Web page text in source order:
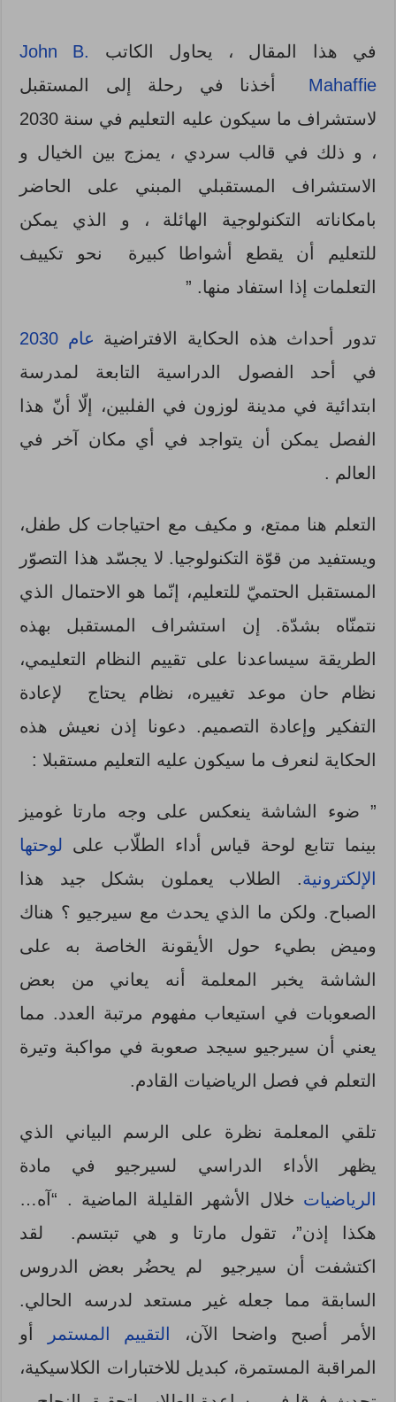
في هذا المقال ، يحاول الكاتب
John B.
Mahaffie أخذنا في رحلة إلى المستقبل
لاستشراف ما سيكون عليه التعليم في سنة 2030
، و ذلك في قالب سردي ، يمزج بين الخيال و
الاستشراف المستقبلي المبني على الحاضر
بامكاناته التكنولوجية الهائلة ، و الذي يمكن
للتعليم أن يقطع أشواطا كبيرة نحو تكييف
التعلمات إذا استفاد منها. ”
تدور أحداث هذه الحكاية الافتراضية عام 2030
في أحد الفصول الدراسية التابعة لمدرسة
ابتدائية في مدينة لوزون في الفلبين، إلّا أنّ هذا
الفصل يمكن أن يتواجد في أي مكان آخر في
العالم .
التعلم هنا ممتع، و مكيف مع احتياجات كل طفل،
ويستفيد من قوّة التكنولوجيا. لا يجسّد هذا التصوّر
المستقبل الحتميّ للتعليم، إنّما هو الاحتمال الذي
نتمنّاه بشدّة. إن استشراف المستقبل بهذه
الطريقة سيساعدنا على تقييم النظام التعليمي،
نظام حان موعد تغييره، نظام يحتاج لإعادة
التفكير وإعادة التصميم. دعونا إذن نعيش هذه
الحكاية لنعرف ما سيكون عليه التعليم مستقبلا :
” ضوء الشاشة ينعكس على وجه مارتا غوميز
بينما تتابع لوحة قياس أداء الطلّاب على لوحتها
الإلكترونية. الطلاب يعملون بشكل جيد هذا
الصباح. ولكن ما الذي يحدث مع سيرجيو ؟ هناك
وميض بطيء حول الأيقونة الخاصة به على
الشاشة يخبر المعلمة أنه يعاني من بعض
الصعوبات في استيعاب مفهوم مرتبة العدد. مما
يعني أن سيرجيو سيجد صعوبة في مواكبة وتيرة
التعلم في فصل الرياضيات القادم.
تلقي المعلمة نظرة على الرسم البياني الذي
يظهر الأداء الدراسي لسيرجيو في مادة
الرياضيات خلال الأشهر القليلة الماضية . “آه…
هكذا إذن”، تقول مارتا و هي تبتسم. لقد
اكتشفت أن سيرجيو لم يحضُر بعض الدروس
السابقة مما جعله غير مستعد لدرسه الحالي.
الأمر أصبح واضحا الآن،
التقييم المستمر
أو
المراقبة المستمرة، كبديل للاختبارات الكلاسيكية،